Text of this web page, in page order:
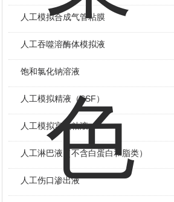
人工模拟合成气管粘膜
人工吞噬溶酶体模拟液
饱和氯化钠溶液
人工模拟精液（SSF）
人工模拟宫颈粘液
人工淋巴液（不含白蛋白和脂类）
人工伤口渗出液